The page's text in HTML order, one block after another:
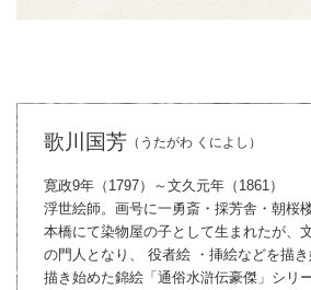
歌川国芳 （うたがわ くによし）
寛政9年（1797）～文久元年（1861）
浮世絵師。画号に一勇斎・採芳舎・朝桜
本橋にて染物屋の子として生まれたが、
の門人となり、 役者絵 ・挿絵などを描
描き始めた錦絵「通俗水滸伝豪傑」シリ